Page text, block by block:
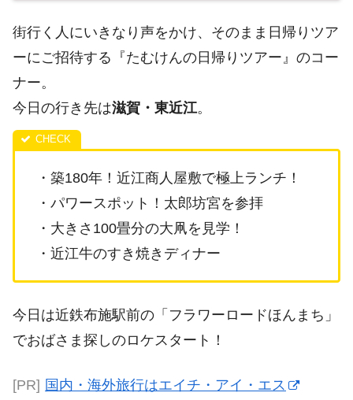
街行く人にいきなり声をかけ、そのまま日帰りツア
ーにご招待する『たむけんの日帰りツアー』のコー
ナー。
今日の行き先は滋賀・東近江。
・築180年！近江商人屋敷で極上ランチ！
・パワースポット！太郎坊宮を参拝
・大きさ100畳分の大凧を見学！
・近江牛のすき焼きディナー
今日は近鉄布施駅前の「フラワーロードほんまち」
でおばさま探しのロケスタート！
[PR] 国内・海外旅行はエイチ・アイ・エス